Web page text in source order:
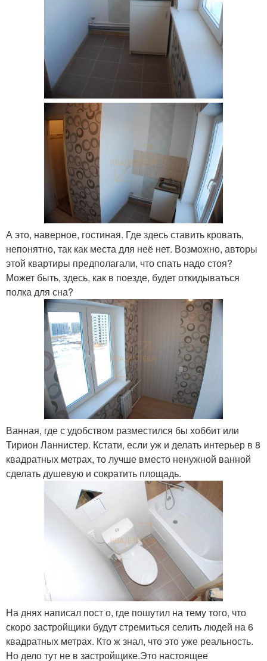
А это, наверное, гостиная. Где здесь ставить кровать,
непонятно, так как места для неё нет. Возможно, авторы
этой квартиры предполагали, что спать надо стоя?
Может быть, здесь, как в поезде, будет откидываться
полка для сна?
Ванная, где с удобством разместился бы хоббит или
Тирион Ланнистер. Кстати, если уж и делать интерьер в 8
квадратных метрах, то лучше вместо ненужной ванной
сделать душевую и сократить площадь.
На днях написал пост о, где пошутил на тему того, что
скоро застройщики будут стремиться селить людей на 6
квадратных метрах. Кто ж знал, что это уже реальность.
Но дело тут не в застройщике.Это настоящее